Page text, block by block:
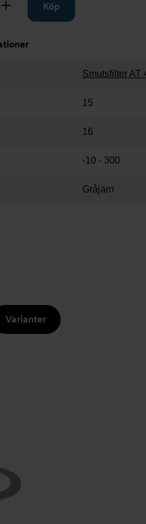
Lägg tillKöp
Smutsfilter AT
15
16
-10 - 300
Gråjärn
Varianter